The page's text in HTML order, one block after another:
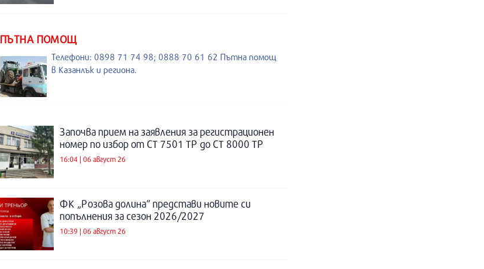
ПЪТНА ПОМОЩ
Телефони: 0898 71 74 98; 0888 70 61 62 Пътна помощ
в Казанлък и региона.
Започва прием на заявления за регистрационен
номер по избор от СТ 7501 ТР до СТ 8000 ТР
16:04 | 06 август 26
ФК „Розова долина“ представи новите си
попълнения за сезон 2026/2027
10:39 | 06 август 26